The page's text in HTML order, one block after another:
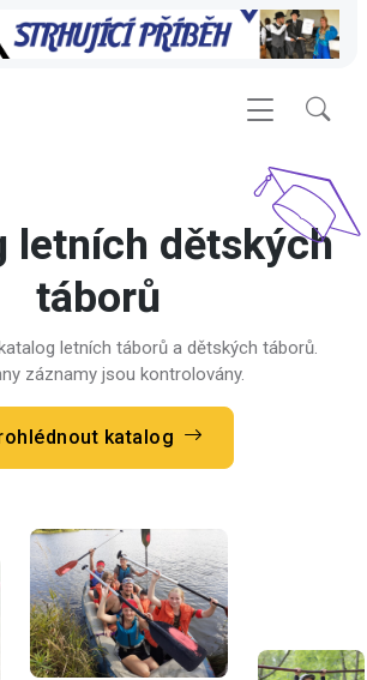
letních dětských
táborů
letních táborů a dětských táborů.
záznamy jsou kontrolovány.
katalog